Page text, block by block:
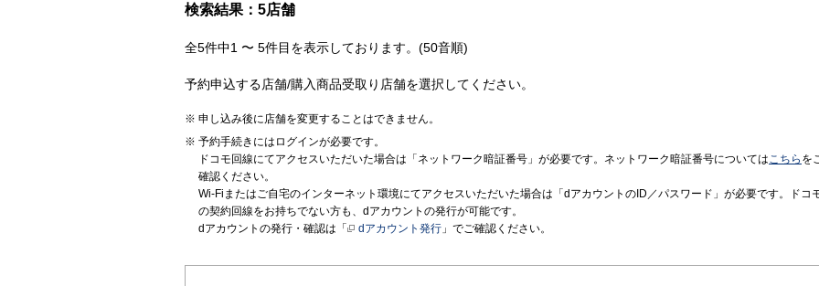
検索結果：5店舗
全5件中1 〜 5件目を表示しております。(50音順)
予約申込する店舗/購入商品受取り店舗を選択してください。
申し込み後に店舗を変更することはできません。
予約手続きにはログインが必要です。
ドコモ回線にてアクセスいただいた場合は「ネットワーク暗証番号」が必要です。ネットワーク暗証番号についてはこちら を
確認ください。
Wi-Fiまたはご自宅のインターネット環境にてアクセスいただいた場合は「dアカウントのID／パスワード」が必要です。ドコ
の契約回線をお持ちでない方も、dアカウントの発行が可能です。
dアカウントの発行・確認は「
dアカウント発行 」でご確認ください。